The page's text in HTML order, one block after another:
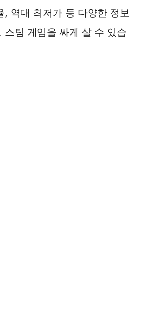
, 역대 최저가 등 다양한 정보
스팀 게임을 싸게 살 수 있습